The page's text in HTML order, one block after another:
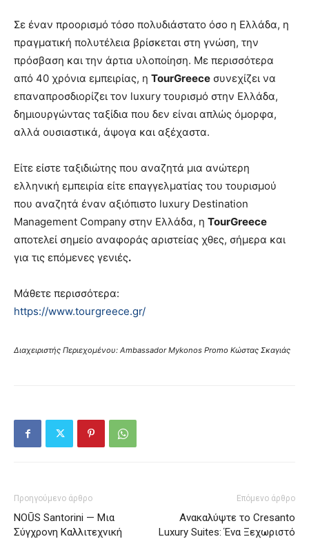
Σε έναν προορισμό τόσο πολυδιάστατο όσο η Ελλάδα, η
πραγματική πολυτέλεια βρίσκεται στη γνώση, την
πρόσβαση και την άρτια υλοποίηση. Με περισσότερα
από 40 χρόνια εμπειρίας, η TourGreece συνεχίζει να
επαναπροσδιορίζει τον luxury τουρισμό στην Ελλάδα,
δημιουργώντας ταξίδια που δεν είναι απλώς όμορφα,
αλλά ουσιαστικά, άψογα και αξέχαστα.
Είτε είστε ταξιδιώτης που αναζητά μια ανώτερη
ελληνική εμπειρία είτε επαγγελματίας του τουρισμού
που αναζητά έναν αξιόπιστο luxury Destination
Management Company στην Ελλάδα, η TourGreece
αποτελεί σημείο αναφοράς αριστείας χθες, σήμερα και
για τις επόμενες γενιές.
Μάθετε περισσότερα:
https://www.tourgreece.gr/
Διαχειριστής Περιεχομένου: Ambassador Mykonos Promo Κώστας Σκαγιάς
Προηγούμενο άρθρο
NOŪS Santorini — Μια
Σύγχρονη Καλλιτεχνική
Επόμενο άρθρο
Ανακαλύψτε το Cresanto
Luxury Suites: Ένα Ξεχωριστό